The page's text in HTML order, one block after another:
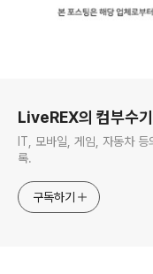
LiveREX의 컴부수기
IT, 모바일, 게임, 자동차
록.
구독하기